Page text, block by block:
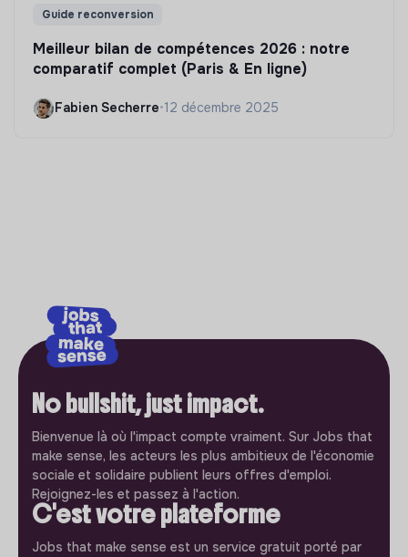
Guide reconversion
Meilleur bilan de compétences 2026 : notre
comparatif complet (Paris & En ligne)
Fabien Secherre•12 décembre 2025
No bullshit, just impact.
Bienvenue là où l'impact compte vraiment. Sur Jobs that
make sense, les acteurs les plus ambitieux de l'économie
sociale et solidaire publient leurs offres d'emploi.
Rejoignez-les et passez à l'action.
C'est votre plateforme
Jobs that make sense est un service gratuit porté par